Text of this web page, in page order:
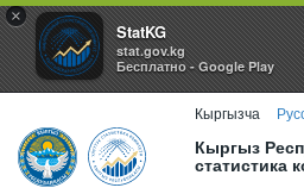
×
StatKG
stat.gov.kg
Бесплатно - Google Play
Кыргызча
Кыргыз
статистика